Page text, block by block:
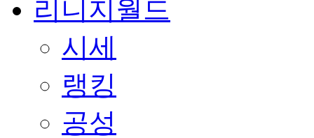
리니지월드
시세
랭킹
공성